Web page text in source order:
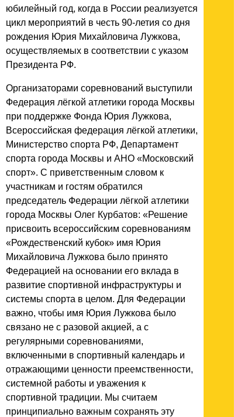
юбилейный год, когда в России реализуется
цикл мероприятий в честь 90-летия со дня
рождения Юрия Михайловича Лужкова,
осуществляемых в соответствии с указом
Президента РФ.
Организаторами соревнований выступили
Федерация лёгкой атлетики города Москвы
при поддержке Фонда Юрия Лужкова,
Всероссийская федерация лёгкой атлетики,
Министерство спорта РФ, Департамент
спорта города Москвы и АНО «Московский
спорт». С приветственным словом к
участникам и гостям обратился
председатель Федерации лёгкой атлетики
города Москвы Олег Курбатов: «Решение
присвоить всероссийским соревнованиям
«Рождественский кубок» имя Юрия
Михайловича Лужкова было принято
Федерацией на основании его вклада в
развитие спортивной инфраструктуры и
системы спорта в целом. Для Федерации
важно, чтобы имя Юрия Лужкова было
связано не с разовой акцией, а с
регулярными соревнованиями,
включенными в спортивный календарь и
отражающими ценности преемственности,
системной работы и уважения к
спортивной традиции. Мы считаем
принципиально важным сохранять эту